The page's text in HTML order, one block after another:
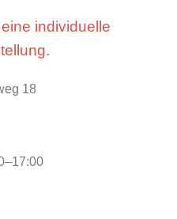
individuelle
18